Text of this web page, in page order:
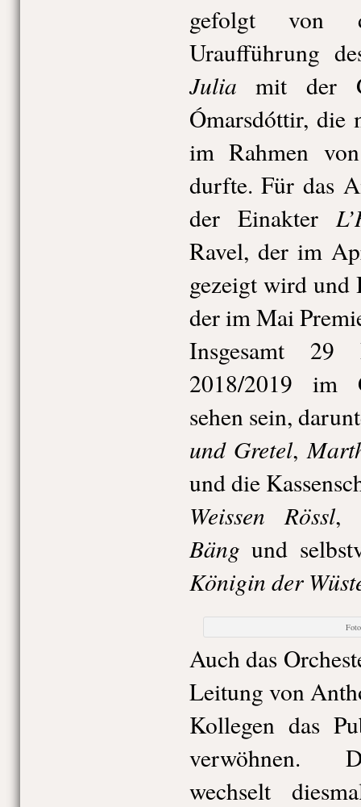
gefolgt von
Uraufführung
Julia mit der
Ómarsdóttir, die
im Rahmen
durfte. Für das
der Einakter
Ravel, der im
gezeigt wird und
der im Mai
Insgesamt 29
2018/2019 im
sehen sein,
und Gretel,
und die
Weissen Rössl,
Bäng und
Königin der
Auch das
Leitung von
Kollegen das
verwöhnen.
wechselt